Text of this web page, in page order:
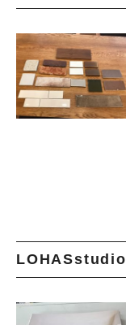
LOHASstudio